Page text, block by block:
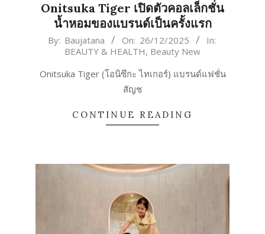
Onitsuka Tiger เปิดตัวคอลเล็กชั่น
น้ำหอมของแบรนด์เป็นครั้งแรก
2025-
26
By: Baujatana On: 26/12/2025
In:
BEAUTY & HEALTH, Beauty New
Onitsuka Tiger (โอนิซึกะ ไทเกอร์) แบรนด์แฟชั่น
สัญช
CONTINUE READING